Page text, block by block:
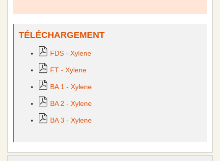
TÉLÉCHARGEMENT
FDS - Xylene
FT - Xylene
BA 1 - Xylene
BA 2 - Xylene
BA 3 - Xylene